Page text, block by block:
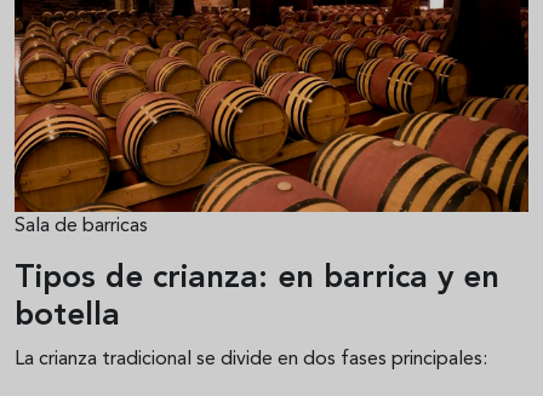
Sala de barricas
Tipos de crianza: en barrica y en
botella
La crianza tradicional se divide en dos fases principales: